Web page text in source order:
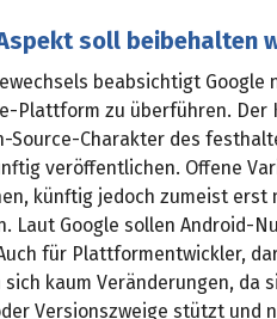
soll beibehalten
beabsichtigt Google
Plattform zu überführen. Der
Source-Charakter des
veröffentlichen. Offene
künftig jedoch zumeist erst
Laut Google sollen Android-
für Plattformentwickler,
kaum Veränderungen, da
Versionszweige stützt und